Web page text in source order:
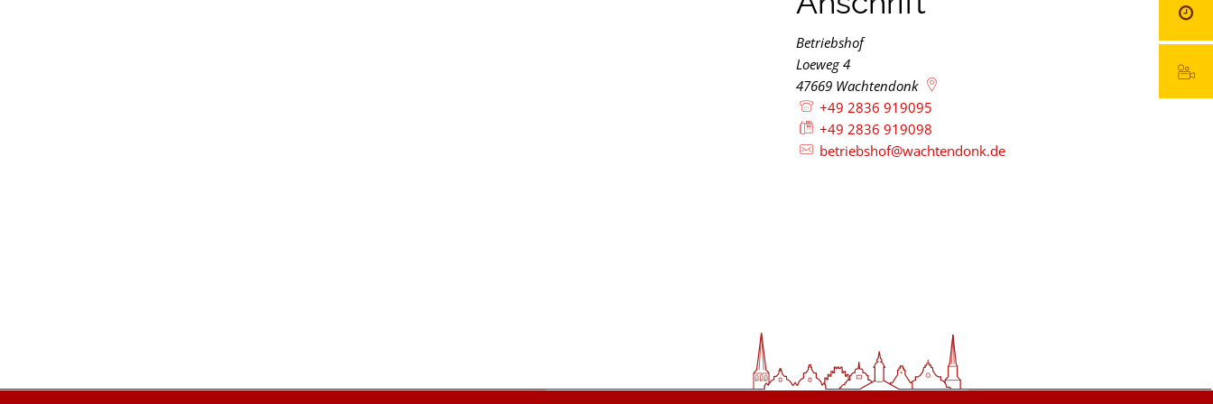
Betriebshof
Loeweg 4
47669 Wachtendonk
+49 2836 919095
+49 2836 919098
betriebshof@wachtendonk.de